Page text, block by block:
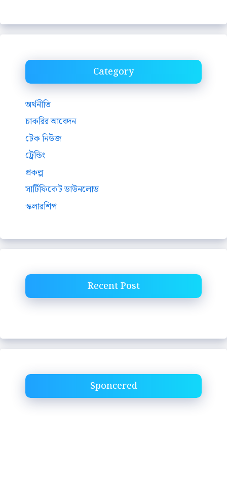
Category
অর্থনীতি
চাকরির আবেদন
টেক নিউজ
ট্রেন্ডিং
প্রকল্প
সার্টিফিকেট ডাউনলোড
স্কলারশিপ
Recent Post
Sponcered